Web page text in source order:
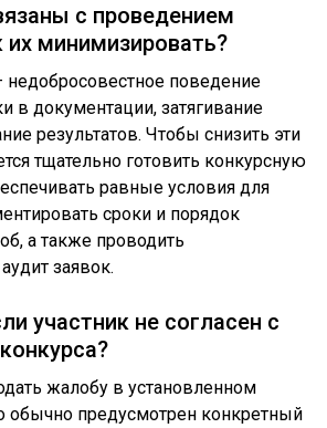
с проведением
их минимизировать?
поведение
в документации, затягивание
результатов. Чтобы снизить эти
тщательно готовить конкурсную
равные условия для
сроки и порядок
а также проводить
заявок.
участник не согласен с
жалобу в установленном
обычно предусмотрен конкретный